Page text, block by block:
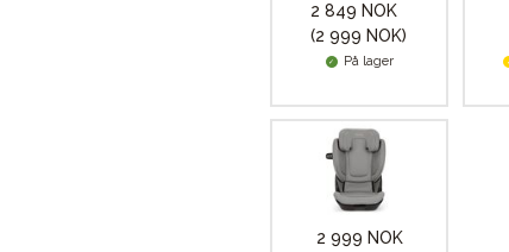
2 849 NOK
(2 999 NOK)
På lager
2 999 NOK